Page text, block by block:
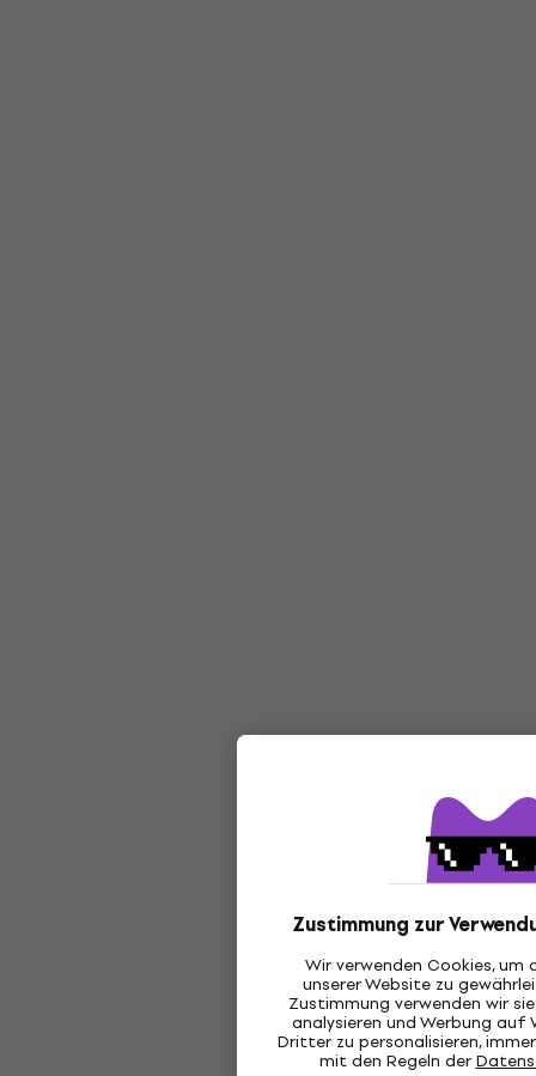
Zustimmung zur
Wir verwenden Cookies,
unserer Website zu
Zustimmung verwenden wir
analysieren und Werbung
Dritter zu personalisieren,
mit den Regeln der